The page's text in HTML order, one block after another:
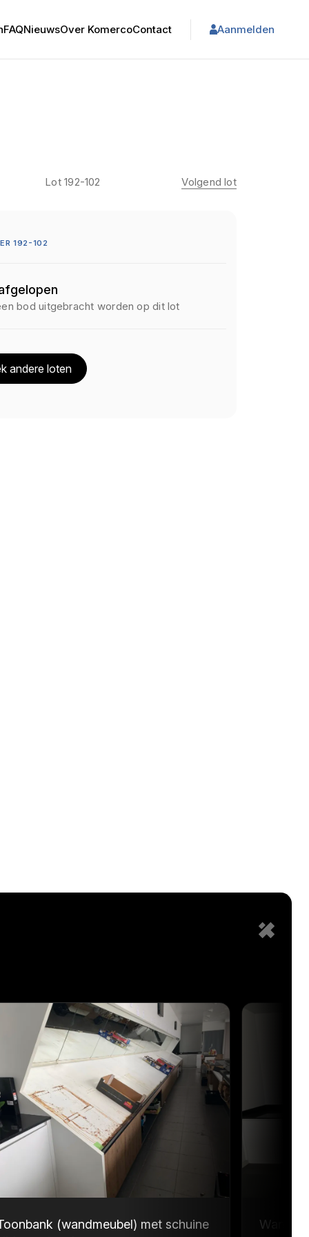
FAQNieuwsOver KomercoContact Aanmelden
Lot 192-102 Volgend lot
192-102
bod uitgebracht worden op dit lot
andere loten
(wandmeubel) met schuine